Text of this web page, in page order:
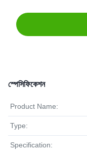
স্পেসিফিকেশন
Product Name:
Type:
Specification: